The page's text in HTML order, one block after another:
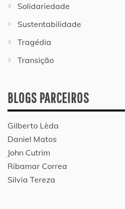
Solidariedade
Sustentabilidade
Tragédia
Transição
BLOGS PARCEIROS
Gilberto Lèda
Daniel Matos
John Cutrim
Ribamar Correa
Silvia Tereza